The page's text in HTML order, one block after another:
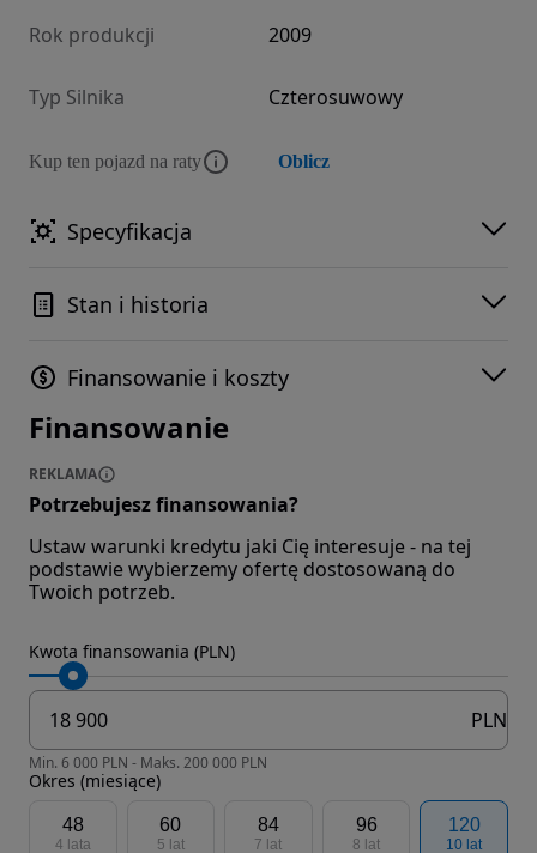
Rok produkcji 2009
Typ Silnika Czterosuwowy
Kup ten pojazd na raty Oblicz
Specyfikacja
Stan i historia
Finansowanie i koszty
Finansowanie
REKLAMA
Potrzebujesz finansowania?
Ustaw warunki kredytu jaki Cię interesuje - na tej
podstawie wybierzemy ofertę dostosowaną do
Twoich potrzeb.
Kwota finansowania (PLN)
PLN
Min. 6 000 PLN - Maks. 200 000 PLN
Okres (miesiące)
48
4 lata
60
5 lat
84
7 lat
96
8 lat
120
10 lat